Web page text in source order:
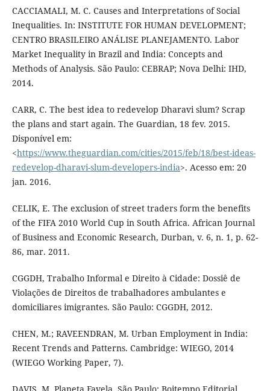
CACCIAMALI, M. C. Causes and Interpretations of Social
Inequalities. In: INSTITUTE FOR HUMAN DEVELOPMENT;
CENTRO BRASILEIRO ANÁLISE PLANEJAMENTO. Labor
Market Inequality in Brazil and India: Concepts and
Methods of Analysis. São Paulo: CEBRAP; Nova Delhi: IHD,
2014.
CARR, C. The best idea to redevelop Dharavi slum? Scrap
the plans and start again. The Guardian, 18 fev. 2015.
Disponível em:
<https://www.theguardian.com/cities/2015/feb/18/best-ideas-
redevelop-dharavi-slum-developers-india>. Acesso em: 20
jan. 2016.
CELIK, E. The exclusion of street traders form the benefits
of the FIFA 2010 World Cup in South Africa. African Journal
of Business and Economic Research, Durban, v. 6, n. 1, p. 62-
86, mar. 2011.
CGGDH, Trabalho Informal e Direito à Cidade: Dossiê de
Violações de Direitos de trabalhadores ambulantes e
domiciliares imigrantes. São Paulo: CGGDH, 2012.
CHEN, M.; RAVEENDRAN, M. Urban Employment in India:
Recent Trends and Patterns. Cambridge: WIEGO, 2014
(WIEGO Working Paper, 7).